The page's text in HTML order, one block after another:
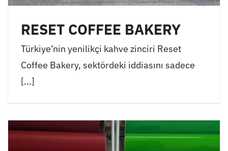
RESET COFFEE BAKERY
Türkiye’nin yenilikçi kahve zinciri Reset
Coffee Bakery, sektördeki iddiasını sadece
[...]